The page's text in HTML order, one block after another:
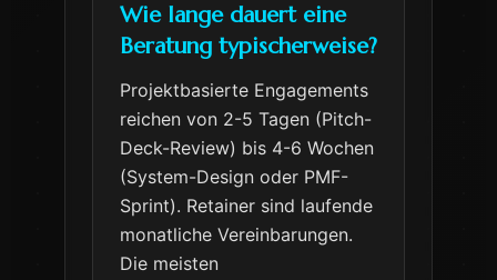
Wie lange dauert eine
Beratung typischerweise?
Projektbasierte Engagements
reichen von 2-5 Tagen (Pitch-
Deck-Review) bis 4-6 Wochen
(System-Design oder PMF-
Sprint). Retainer sind laufende
monatliche Vereinbarungen.
Die meisten